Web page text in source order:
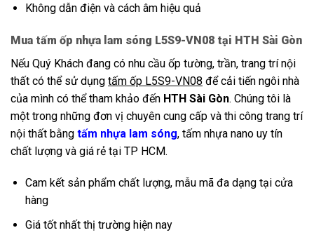
Không dẫn điện và cách âm hiệu quả
Mua tấm ốp nhựa lam sóng L5S9-VN08 tại HTH Sài Gòn
Nếu Quý Khách đang có nhu cầu ốp tường, trần, trang trí nội
thất có thể sử dụng tấm ốp L5S9-VN08 để cải tiến ngôi nhà
của mình có thể tham khảo đến HTH Sài Gòn. Chúng tôi là
một trong những đơn vị chuyên cung cấp và thi công trang trí
nội thất bằng tấm nhựa lam sóng, tấm nhựa nano uy tín
chất lượng và giá rẻ tại TP HCM.
Cam kết sản phẩm chất lượng, mẫu mã đa dạng tại cửa
hàng
Giá tốt nhất thị trường hiện nay